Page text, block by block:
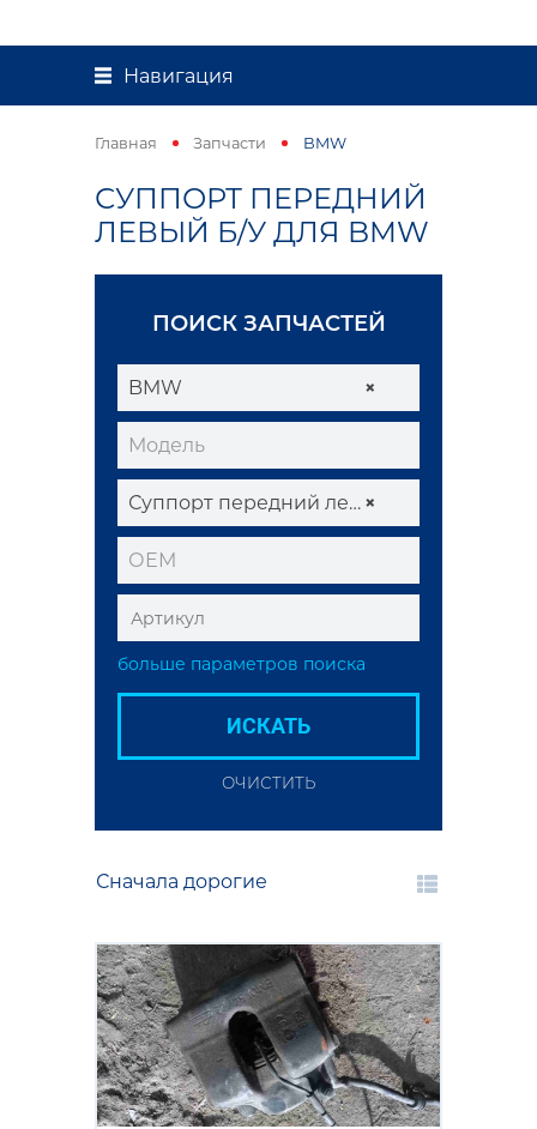
Навигация
Главная Запчасти BMW
СУППОРТ ПЕРЕДНИЙ
ЛЕВЫЙ Б/У ДЛЯ BMW
ПОИСК ЗАПЧАСТЕЙ
×
BMW
Модель
×
Суппорт передний левый
ОЕМ
больше параметров поиска
ИСКАТЬ
ОЧИСТИТЬ
Сначала дорогие